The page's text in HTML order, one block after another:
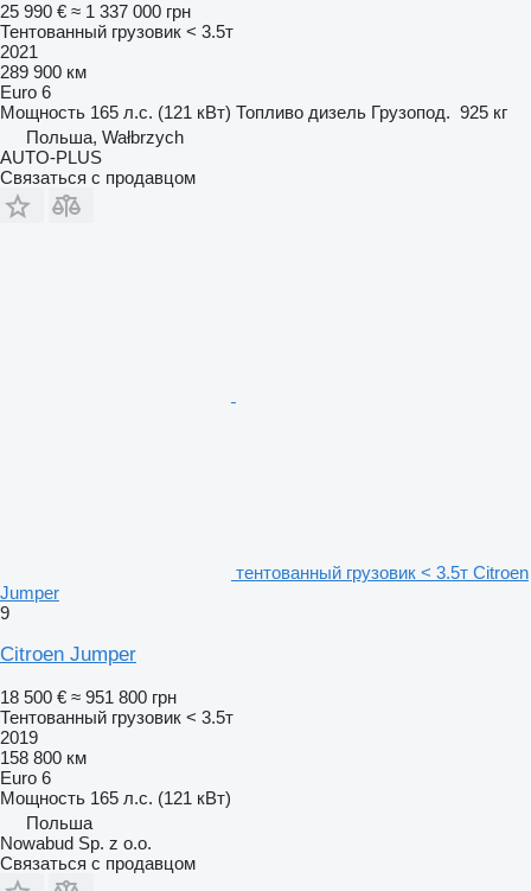
25 990 € ≈ 1 337 000 грн
Тентованный грузовик < 3.5т
2021
289 900 км
Euro 6
Мощность 165 л.с. (121 кВт) Топливо дизель Грузопод. 925 кг
Польша, Wałbrzych
AUTO-PLUS
Связаться с продавцом
тентованный грузовик < 3.5т Citroen
Jumper
9
Citroen Jumper
18 500 € ≈ 951 800 грн
Тентованный грузовик < 3.5т
2019
158 800 км
Euro 6
Мощность 165 л.с. (121 кВт)
Польша
Nowabud Sp. z o.o.
Связаться с продавцом